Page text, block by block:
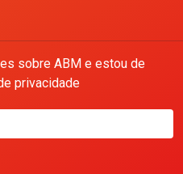
sobre ABM e estou de
privacidade